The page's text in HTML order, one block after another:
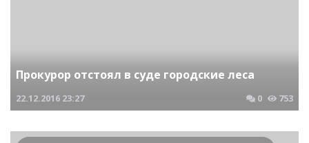
Прокурор отстоял в суде городские леса
22.12.2016 23:27 0 753